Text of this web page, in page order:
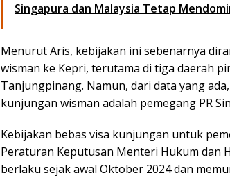
Singapura dan Malaysia Tetap
Menurut Aris, kebijakan ini sebenarnya
wisman ke Kepri, terutama di tiga daerah
Tanjungpinang. Namun, dari data yang
kunjungan wisman adalah pemegang PR
Kebijakan bebas visa kunjungan untuk
Peraturan Keputusan Menteri Hukum dan
berlaku sejak awal Oktober 2024 dan